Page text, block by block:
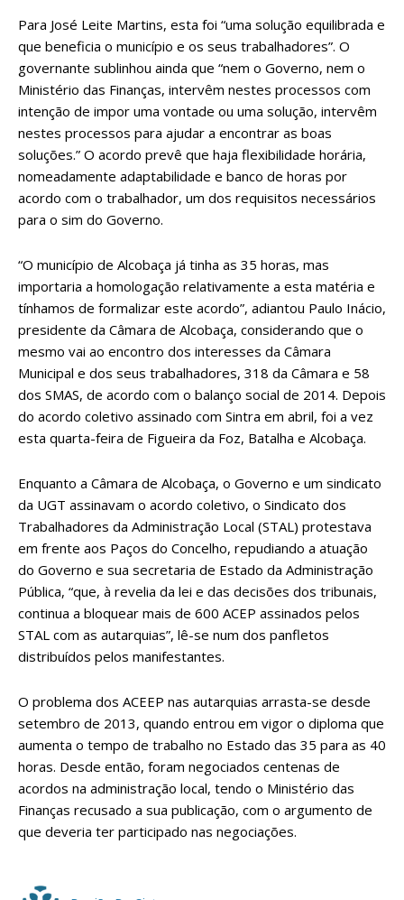
Para José Leite Martins, esta foi “uma solução equilibrada e
que beneficia o município e os seus trabalhadores”. O
governante sublinhou ainda que “nem o Governo, nem o
Ministério das Finanças, intervêm nestes processos com
intenção de impor uma vontade ou uma solução, intervêm
nestes processos para ajudar a encontrar as boas
soluções.” O acordo prevê que haja flexibilidade horária,
nomeadamente adaptabilidade e banco de horas por
acordo com o trabalhador, um dos requisitos necessários
para o sim do Governo.
“O município de Alcobaça já tinha as 35 horas, mas
importaria a homologação relativamente a esta matéria e
tínhamos de formalizar este acordo”, adiantou Paulo Inácio,
presidente da Câmara de Alcobaça, considerando que o
mesmo vai ao encontro dos interesses da Câmara
Municipal e dos seus trabalhadores, 318 da Câmara e 58
dos SMAS, de acordo com o balanço social de 2014. Depois
do acordo coletivo assinado com Sintra em abril, foi a vez
esta quarta-feira de Figueira da Foz, Batalha e Alcobaça.
Enquanto a Câmara de Alcobaça, o Governo e um sindicato
da UGT assinavam o acordo coletivo, o Sindicato dos
Trabalhadores da Administração Local (STAL) protestava
em frente aos Paços do Concelho, repudiando a atuação
do Governo e sua secretaria de Estado da Administração
Pública, “que, à revelia da lei e das decisões dos tribunais,
continua a bloquear mais de 600 ACEP assinados pelos
STAL com as autarquias”, lê-se num dos panfletos
distribuídos pelos manifestantes.
O problema dos ACEEP nas autarquias arrasta-se desde
setembro de 2013, quando entrou em vigor o diploma que
aumenta o tempo de trabalho no Estado das 35 para as 40
horas. Desde então, foram negociados centenas de
acordos na administração local, tendo o Ministério das
Finanças recusado a sua publicação, com o argumento de
que deveria ter participado nas negociações.